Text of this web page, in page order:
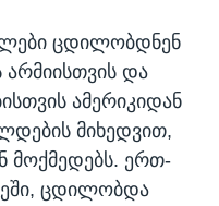
ცდილობდნენ
არმიისთვის და
ამერიკიდან
მიხედვით,
მოქმედებს. ერთ-
ცდილობდა